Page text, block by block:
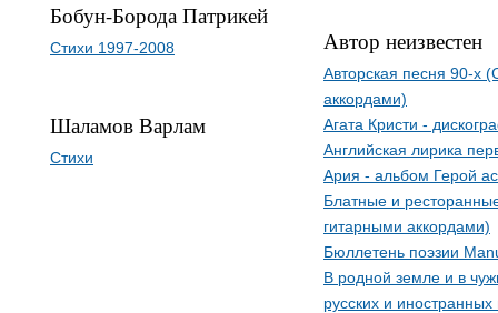
Бобун-Борода Патрикей
Стихи 1997-2008
Шаламов Варлам
Стихи
Автор неизвестен
Авторская песня 90-х
аккордами)
Агата Кристи -
Английская лирика
Ария - альбом Герой
Блатные и
гитарными аккордами)
Бюллетень поэзии
В родной земле и в
русских и иностранных